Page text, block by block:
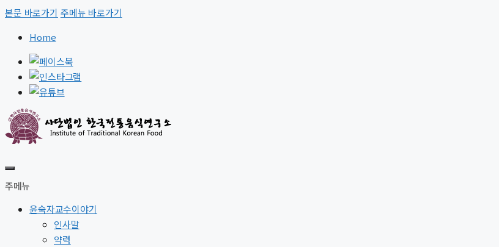
본문 바로가기 주메뉴 바로가기
Home
주메뉴
윤숙자교수이야기
인사말
약력